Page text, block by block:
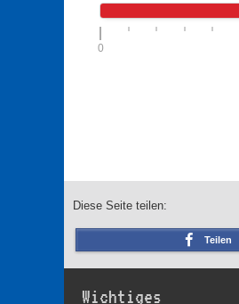
0
Diese Seite teilen:
Teilen
Wichtiges